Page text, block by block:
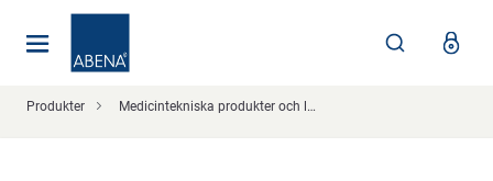
Produkter Medicintekniska produkter och läkemedelshantering